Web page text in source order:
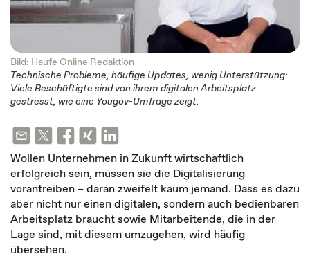
Bild: Haufe Online Redaktion
Technische Probleme, häufige Updates, wenig Unterstützung:
Viele Beschäftigte sind von ihrem digitalen Arbeitsplatz
gestresst, wie eine Yougov-Umfrage zeigt.
Wollen Unternehmen in Zukunft wirtschaftlich
erfolgreich sein, müssen sie die Digitalisierung
vorantreiben – daran zweifelt kaum jemand. Dass es dazu
aber nicht nur einen digitalen, sondern auch bedienbaren
Arbeitsplatz braucht sowie Mitarbeitende, die in der
Lage sind, mit diesem umzugehen, wird häufig
übersehen.